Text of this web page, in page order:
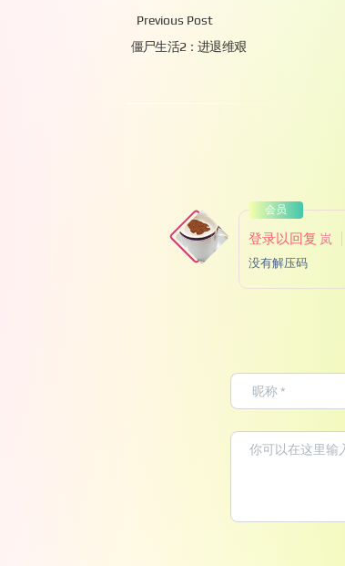
Previous Post
僵尸生活2：进退维艰
会员
登录以回复 岚
没有解压码